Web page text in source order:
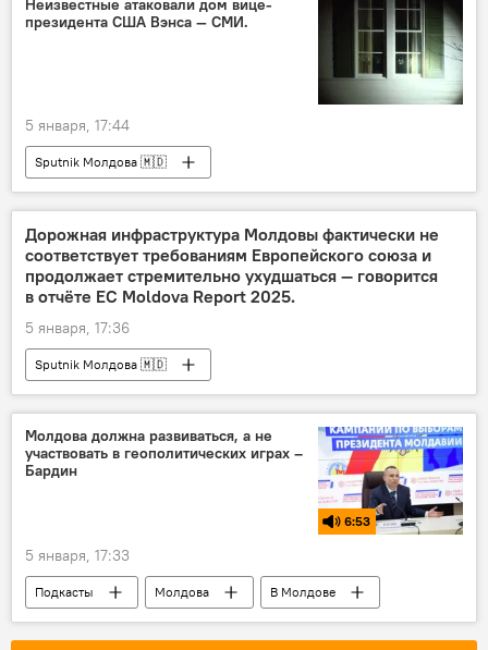
Неизвестные атаковали дом вице-
президента США Вэнса — СМИ.
5 января, 17:44
Sputnik Молдова 🇲🇩
Дорожная инфраструктура Молдовы фактически не
соответствует требованиям Европейского союза и
продолжает стремительно ухудшаться — говорится
в отчёте ЕС Moldova Report 2025.
5 января, 17:36
Sputnik Молдова 🇲🇩
Молдова должна развиваться, а не
участвовать в геополитических играх –
Бардин
6:53
5 января, 17:33
Подкасты Молдова
В Молдове
итоги года